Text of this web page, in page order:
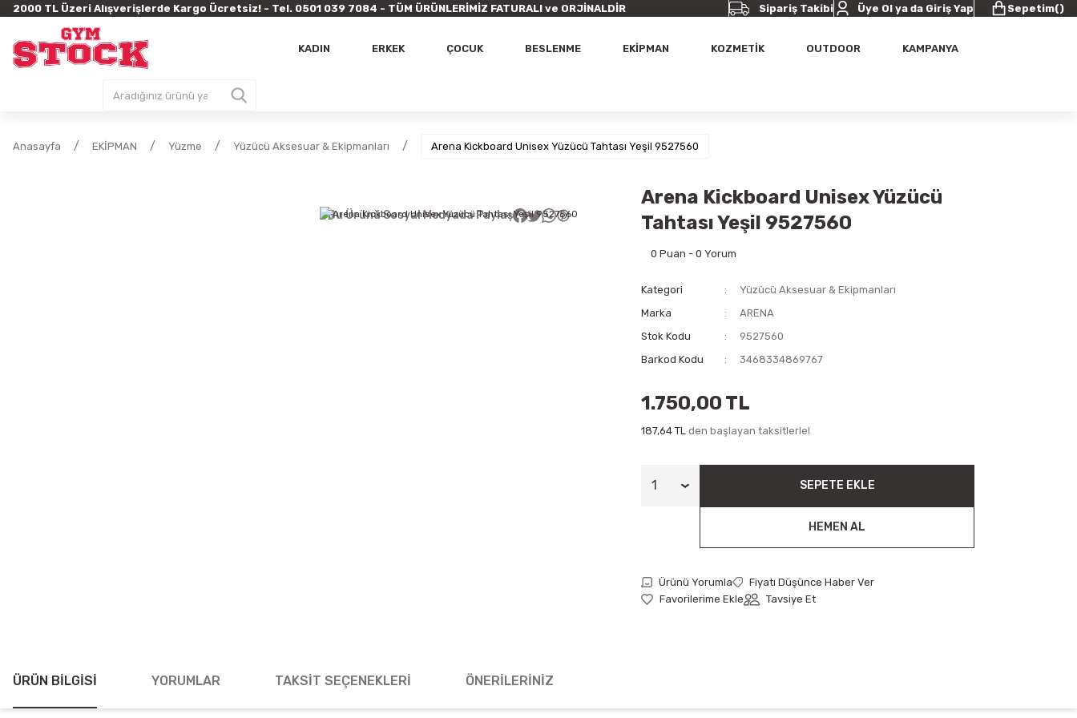
2000 TL Üzeri Alışverişlerde Kargo Ücretsiz! - Tel. 0501 039 7084 - TÜM ÜRÜNLERİMİZ FATURALI ve ORJİNALDİR Sipariş Takibi Üye Ol ya da Giriş Yap Sepetim()
KADIN ERKEK ÇOCUK BESLENME EKİPMAN KOZMETİK OUTDOOR KAMPANYA
Anasayfa EKİPMAN Yüzme Yüzücü Aksesuar & Ekipmanları Arena Kickboard Unisex Yüzücü Tahtası Yeşil 9527560
Bu Ürünü Sosyal Medyada Paylaş
Arena Kickboard Unisex Yüzücü
Tahtası Yeşil 9527560
0 Puan - 0 Yorum
Kategori
Yüzücü Aksesuar & Ekipmanları
Marka
ARENA
Stok Kodu
9527560
Barkod Kodu
3468334869767
1.750,00 TL
187,64 TL den başlayan taksitlerle!
SEPETE EKLE
HEMEN AL
Ürünü Yorumla
Fiyatı Düşünce Haber Ver
Tavsiye Et
ÜRÜN BILGISI YORUMLAR TAKSIT SEÇENEKLERI ÖNERILERINIZ